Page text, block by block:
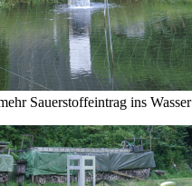
Sauerstoffeintrag ins Wasser